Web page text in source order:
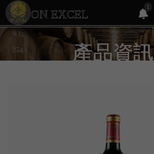
ON EXCEL
1
產品資訊